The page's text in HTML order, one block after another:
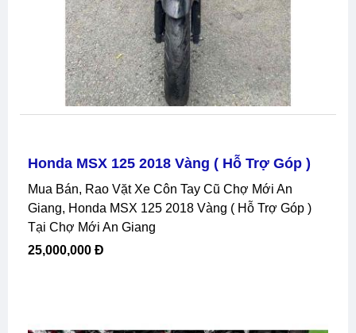
Honda MSX 125 2018 Vàng ( Hỗ Trợ Góp )
Mua Bán, Rao Vặt Xe Côn Tay Cũ Chợ Mới An
Giang, Honda MSX 125 2018 Vàng ( Hỗ Trợ Góp )
Tại Chợ Mới An Giang
25,000,000 Đ